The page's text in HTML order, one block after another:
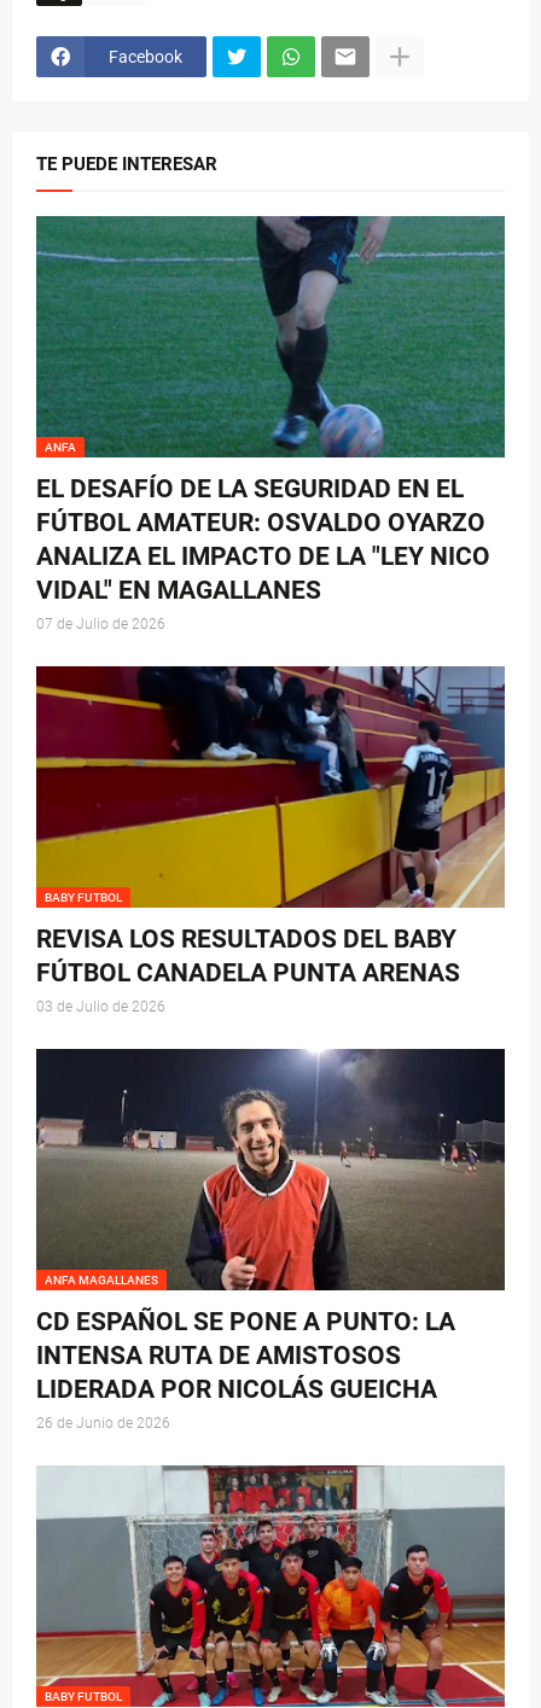
Facebook
TE PUEDE INTERESAR
ANFA
EL DESAFÍO DE LA SEGURIDAD EN EL
FÚTBOL AMATEUR: OSVALDO OYARZO
ANALIZA EL IMPACTO DE LA "LEY NICO
VIDAL" EN MAGALLANES
07 de Julio de 2026
BABY FUTBOL
REVISA LOS RESULTADOS DEL BABY
FÚTBOL CANADELA PUNTA ARENAS
03 de Julio de 2026
ANFA MAGALLANES
CD ESPAÑOL SE PONE A PUNTO: LA
INTENSA RUTA DE AMISTOSOS
LIDERADA POR NICOLÁS GUEICHA
26 de Junio de 2026
BABY FUTBOL